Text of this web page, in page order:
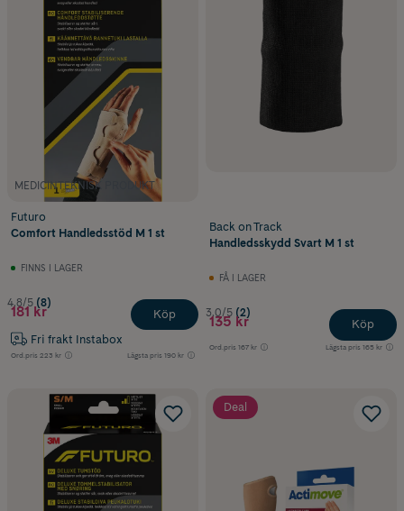
MEDICINTEKNISK PRODUKT
Futuro
Comfort Handledsstöd M 1 st
FINNS I LAGER
4.8/5 (8)
181 kr
Fri frakt Instabox
Ord.pris 223 kr Lägsta pris 190 kr
Köp
Back on Track
Handledsskydd Svart M 1 st
FÅ I LAGER
3.0/5 (2)
135 kr
Ord.pris 167 kr Lägsta pris 165 kr
Köp
Deal